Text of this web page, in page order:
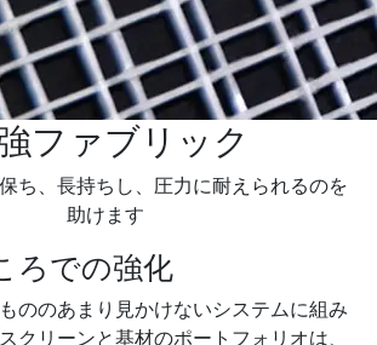
ファブリック
ち、長持ちし、圧力に耐えられるのを
助けます
ろでの強化
ののあまり見かけないシステムに組み
クリーンと基材のポートフォリオは、